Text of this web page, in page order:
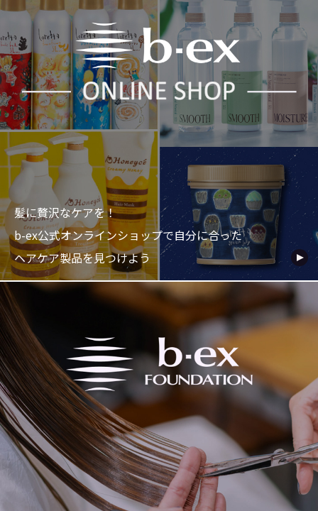
髪に贅沢なケアを！
b-ex公式オンラインショップで自分に合った
ヘアケア製品を見つけよう